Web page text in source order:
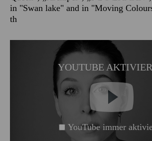
in "Swan lake" and in "Moving
th
YOUTUBE
YouTube immer